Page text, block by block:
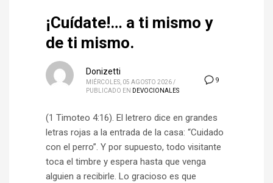
¡Cuídate!… a ti mismo y
de ti mismo.
9
Donizetti
MIÉRCOLES, 05 AGOSTO 2026 /
PUBLICADO EN DEVOCIONALES
(1 Timoteo 4:16). El letrero dice en grandes
letras rojas a la entrada de la casa: “Cuidado
con el perro”. Y por supuesto, todo visitante
toca el timbre y espera hasta que venga
alguien a recibirle. Lo gracioso es que